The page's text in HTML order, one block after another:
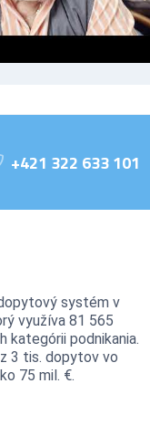
+421 322 633 101
systém v
využíva 81 565
podnikania.
3 tis. dopytov vo
75 mil. €.